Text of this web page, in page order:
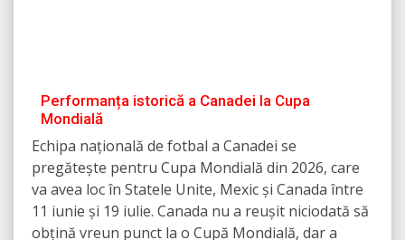
Performanța istorică a Canadei la Cupa
Mondială
Echipa națională de fotbal a Canadei se
pregătește pentru Cupa Mondială din 2026, care
va avea loc în Statele Unite, Mexic și Canada între
11 iunie și 19 iulie. Canada nu a reușit niciodată să
obțină vreun punct la o Cupă Mondială, dar a